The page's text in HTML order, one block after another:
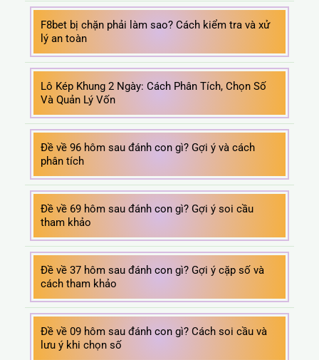
F8bet bị chặn phải làm sao? Cách kiểm tra và xử
lý an toàn
Lô Kép Khung 2 Ngày: Cách Phân Tích, Chọn Số
Và Quản Lý Vốn
Đề về 96 hôm sau đánh con gì? Gợi ý và cách
phân tích
Đề về 69 hôm sau đánh con gì? Gợi ý soi cầu
tham khảo
Đề về 37 hôm sau đánh con gì? Gợi ý cặp số và
cách tham khảo
Đề về 09 hôm sau đánh con gì? Cách soi cầu và
lưu ý khi chọn số